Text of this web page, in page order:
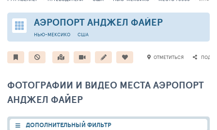
АЭРОПОРТ АНДЖЕЛ ФАЙЕР
США
НЬЮ-МЕКСИКО
ОТМЕТИТЬСЯ
ФОТОГРАФИИ И ВИДЕО МЕСТА АЭРОПОРТ
АНДЖЕЛ ФАЙЕР
ДОПОЛНИТЕЛЬНЫЙ ФИЛЬТР